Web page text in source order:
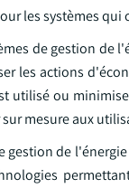
les systèmes
de gestion de
les actions
utilisé ou
mesure aux
gestion de